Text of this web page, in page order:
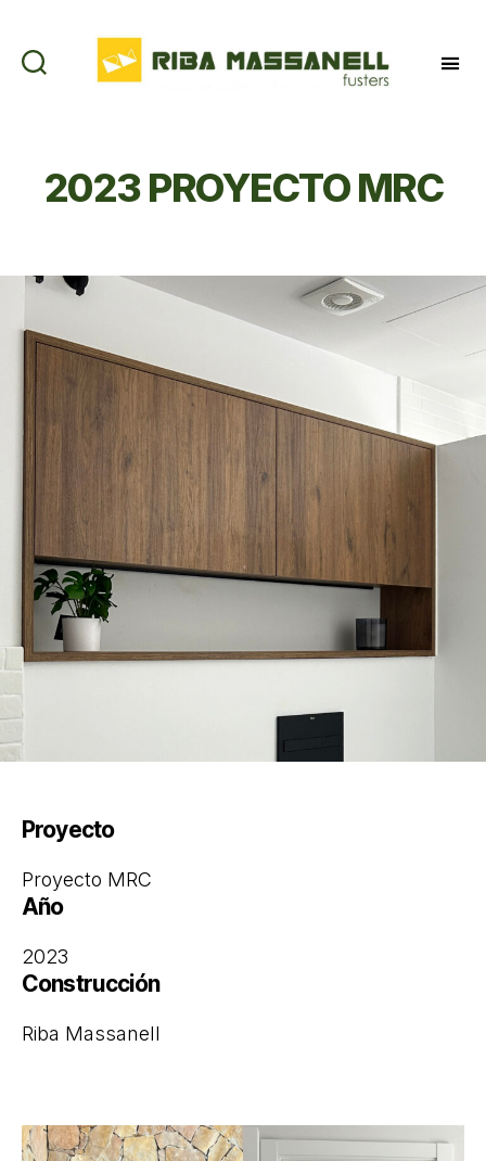
2023 PROYECTO MRC
Proyecto
Proyecto MRC
Año
2023
Construcción
Riba Massanell